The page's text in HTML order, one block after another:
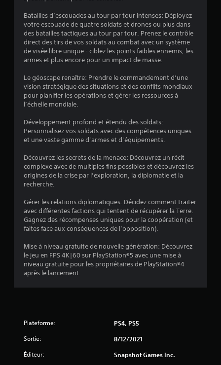
5
(
9
5
i
s
)
Batailles d’escouades au tour par tour intenses: Déployez
votre escouade de quatre soldats et drones ou plus dans
des batailles tactiques au tour par tour. Prenez le contrôle
direct des tirs de vos soldats au combat avec un système
de visée libre unique - ciblez les points faibles ennemis, les
armes et plus encore pour un impact de masse.
Le géoscape renaître: Prendre le commandement d’une
vision stratégique des situations et des conflits mondiaux
pour planifier les opérations et gérer les ressources à
l’échelle mondiale.
Développement profond et étendu des soldats:
Personnalisez vos soldats avec des compétences uniques
et une vaste gamme d’armes et d’équipements.
Découvrez les secrets de la menace: Découvrez un récit
complexe avec de multiples fins possibles et découvrez les
origines de la crise par l’exploration, la diplomatie et la
recherche.
Gérer les relations diplomatiques: Décidez comment traiter
avec différentes factions qui tentent de récupérer la Terre.
Gagnez des récompenses uniques pour la coopération (et
faites face aux conséquences de l’opposition).
Mise à niveau gratuite de nouvelle génération: Découvrez
le jeu en FPS 4K|60 sur PlayStation®5 avec une mise à
niveau gratuite pour les propriétaires de PlayStation®4
après le lancement.
Plateforme: PS4, PS5
Sortie: 8/12/2021
Éditeur: Snapshot Games Inc.